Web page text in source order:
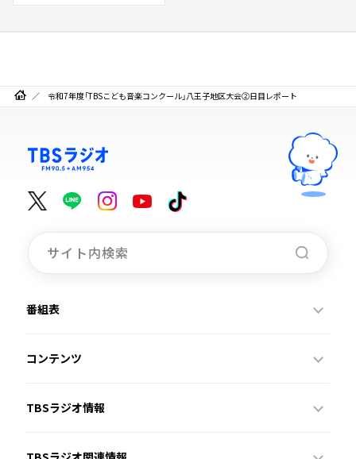
令和7年度「TBSこども音楽コンクール」八王子地区大会②日目レポート
番組表
コンテンツ
TBSラジオ情報